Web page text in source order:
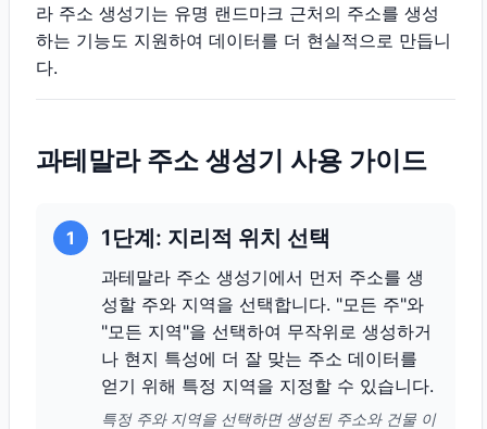
라 주소 생성기는 유명 랜드마크 근처의 주소를 생성
하는 기능도 지원하여 데이터를 더 현실적으로 만듭니
다.
과테말라 주소 생성기 사용 가이드
1 1단계: 지리적 위치 선택
과테말라 주소 생성기에서 먼저 주소를 생
성할 주와 지역을 선택합니다. "모든 주"와
"모든 지역"을 선택하여 무작위로 생성하거
나 현지 특성에 더 잘 맞는 주소 데이터를
얻기 위해 특정 지역을 지정할 수 있습니다.
특정 주와 지역을 선택하면 생성된 주소와 건물 이